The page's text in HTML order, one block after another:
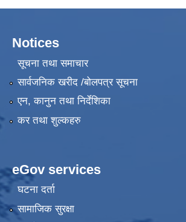
Notices
सूचना तथा समाचार
सार्वजनिक खरीद /बोलपत्र सूचना
एन, कानुन तथा निर्देशिका
कर तथा शुल्कहरु
eGov services
घटना दर्ता
सामाजिक सुरक्षा